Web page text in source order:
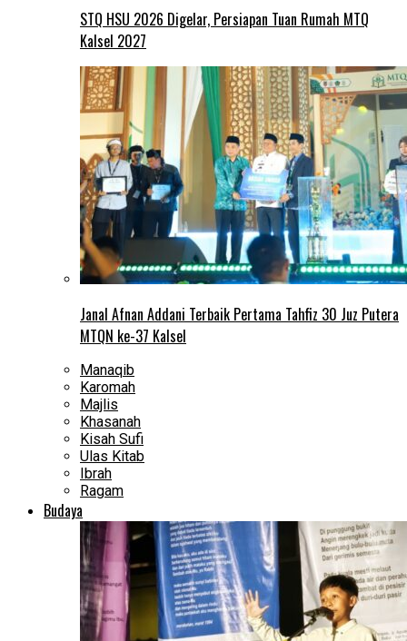
STQ HSU 2026 Digelar, Persiapan Tuan Rumah MTQ
Kalsel 2027
Janal Afnan Addani Terbaik Pertama Tahfiz 30 Juz Putera
MTQN ke-37 Kalsel
Manaqib
Karomah
Majlis
Khasanah
Kisah Sufi
Ulas Kitab
Ibrah
Ragam
Budaya